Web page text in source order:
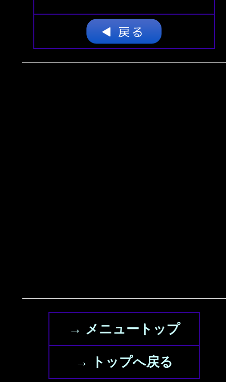
→ メニュートップ
→ トップへ戻る